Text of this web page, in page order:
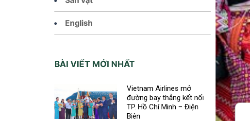
English
BÀI VIẾT MỚI NHẤT
Vietnam Airlines mở
đường bay thẳng kết nối
TP. Hồ Chí Minh – Điện
Biên